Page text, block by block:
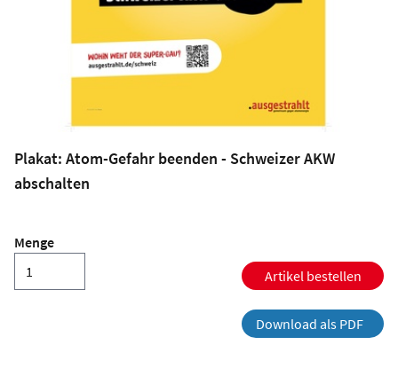
Plakat: Atom-Gefahr beenden - Schweizer AKW
abschalten
Menge
Artikel bestellen
Download als PDF